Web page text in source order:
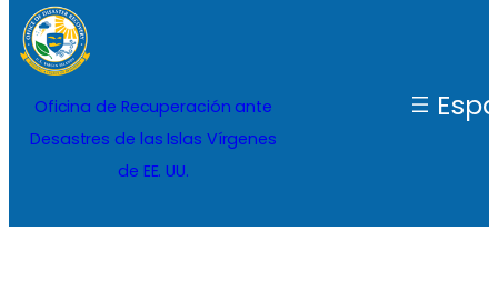
Oficina de Recuperación ante
Desastres de las Islas Vírgenes
de EE. UU.